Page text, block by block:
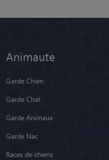
Animaute
Garde Chien
Garde Chat
Garde Animaux
Garde Nac
Races de chiens